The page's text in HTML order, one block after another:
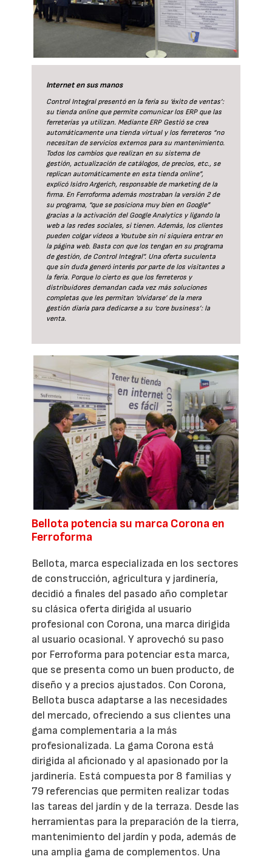
Internet en sus manos
Control Integral presentó en la feria su ‘éxito de ventas’:
su tienda online que permite comunicar los ERP que las
ferreterías ya utilizan. Mediante ERP Gestió se crea
automáticamente una tienda virtual y los ferreteros “no
necesitan de servicios externos para su mantenimiento.
Todos los cambios que realizan en su sistema de
gestión, actualización de catálogos, de precios, etc., se
replican automáticamente en esta tienda online”,
explicó Isidro Argerich, responsable de marketing de la
firma. En Ferroforma además mostraban la versión 2 de
su programa, “que se posiciona muy bien en Google”
gracias a la activación del Google Analytics y ligando la
web a las redes sociales, si tienen. Además, los clientes
pueden colgar vídeos a Youtube sin ni siquiera entrar en
la página web. Basta con que los tengan en su programa
de gestión, de Control Integral”. Una oferta suculenta
que sin duda generó interés por parte de los visitantes a
la feria. Porque lo cierto es que los ferreteros y
distribuidores demandan cada vez más soluciones
completas que les permitan ‘olvidarse’ de la mera
gestión diaria para dedicarse a su ‘core business’: la
venta.
Bellota potencia su marca Corona en
Ferroforma
Bellota, marca especializada en los sectores
de construcción, agricultura y jardinería,
decidió a finales del pasado año completar
su clásica oferta dirigida al usuario
profesional con Corona, una marca dirigida
al usuario ocasional. Y aprovechó su paso
por Ferroforma para potenciar esta marca,
que se presenta como un buen producto, de
diseño y a precios ajustados. Con Corona,
Bellota busca adaptarse a las necesidades
del mercado, ofreciendo a sus clientes una
gama complementaria a la más
profesionalizada. La gama Corona está
dirigida al aficionado y al apasionado por la
jardinería. Está compuesta por 8 familias y
79 referencias que permiten realizar todas
las tareas del jardín y de la terraza. Desde las
herramientas para la preparación de la tierra,
mantenimiento del jardín y poda, además de
una amplia gama de complementos. Una